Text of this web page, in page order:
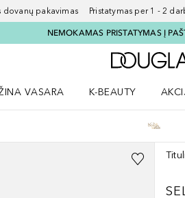
pakavimas Pristatymas per 1 - 2
NEMOKAMAS PRISTATYMAS Į
VASARA
K-BEAUTY